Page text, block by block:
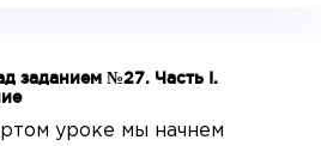
заданием №27. Часть I.
уроке мы начнем